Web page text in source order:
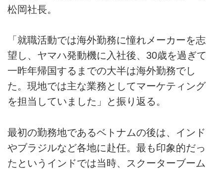
松岡社長。
「就職活動では海外勤務に憧れメーカーを志
望し、ヤマハ発動機に入社後、30歳を過ぎて
一昨年帰国するまでの大半は海外勤務でし
た。現地では主な業務としてマーケティング
を担当していました」と振り返る。
最初の勤務地であるベトナムの後は、インド
やブラジルなど各地に赴任。最も印象的だっ
たというインドでは当時、スクーターブーム